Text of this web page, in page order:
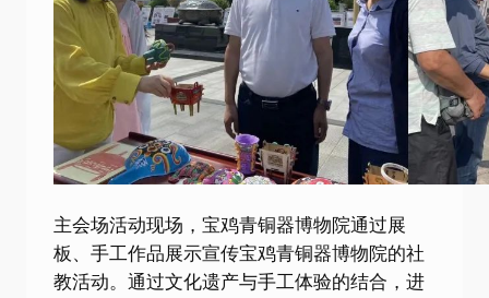
主会场活动现场，宝鸡青铜器博物院通过展
板、手工作品展示宣传宝鸡青铜器博物院的社
教活动。通过文化遗产与手工体验的结合，进